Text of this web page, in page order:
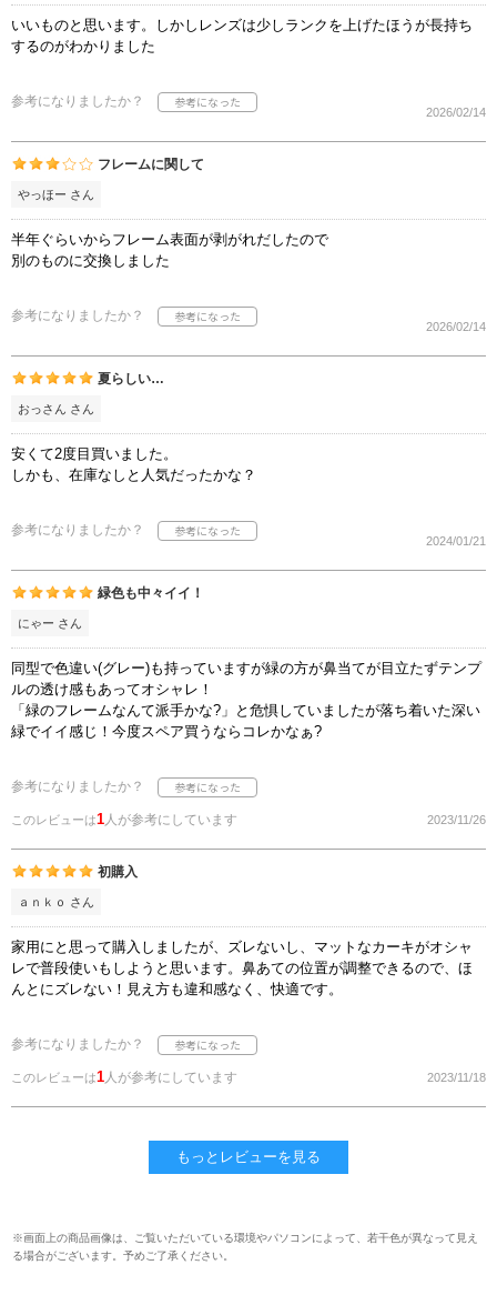
いいものと思います。しかしレンズは少しランクを上げたほうが長持ち
するのがわかりました
参考になりましたか？
2026/02/14
フレームに関して
やっほー さん
半年ぐらいからフレーム表面が剥がれだしたので
別のものに交換しました
参考になりましたか？
2026/02/14
夏らしい…
おっさん さん
安くて2度目買いました。
しかも、在庫なしと人気だったかな？
参考になりましたか？
2024/01/21
緑色も中々イイ！
にゃー さん
同型で色違い(グレー)も持っていますが緑の方が鼻当てが目立たずテンプ
ルの透け感もあってオシャレ！
「緑のフレームなんて派手かな?」と危惧していましたが落ち着いた深い
緑でイイ感じ！今度スペア買うならコレかなぁ?
参考になりましたか？
このレビューは1人が参考にしています 2023/11/26
初購入
ａｎｋｏ さん
家用にと思って購入しましたが、ズレないし、マットなカーキがオシャ
レで普段使いもしようと思います。鼻あての位置が調整できるので、ほ
んとにズレない！見え方も違和感なく、快適です。
参考になりましたか？
このレビューは1人が参考にしています 2023/11/18
もっとレビューを見る
※画面上の商品画像は、ご覧いただいている環境やパソコンによって、若干色が異なって見え
る場合がございます。予めご了承ください。